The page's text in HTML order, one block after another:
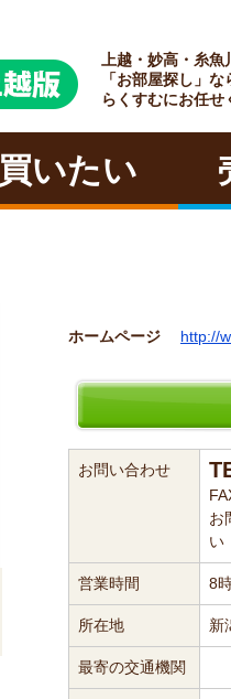
ラクチン
上越・妙高・糸魚
「お部屋探し」な
らくすむにお任せ
買いたい
ホームページ http://
お問い合わせ
お
い
営業時間 8
所在地 新
最寄の交通機関